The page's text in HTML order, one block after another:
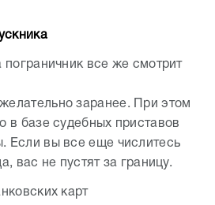
пограничник все же смотрит
заранее. При этом
в базе судебных приставов
Если вы все еще числитесь
вас не пустят за границу.
карт